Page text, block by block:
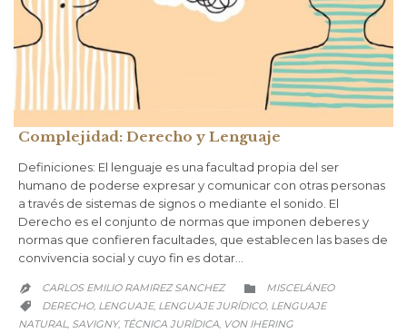
Complejidad: Derecho y Lenguaje
Definiciones: El lenguaje es una facultad propia del ser
humano de poderse expresar y comunicar con otras personas
a través de sistemas de signos o mediante el sonido. El
Derecho es el conjunto de normas que imponen deberes y
normas que confieren facultades, que establecen las bases de
convivencia social y cuyo fin es dotar…
 CARLOS EMILIO RAMIREZ SANCHEZ  CATEGORY
MISCELÁNEO
 CATEGORY
DERECHO, LENGUAJE, LENGUAJE JURÍDICO, LENGUAJE
NATURAL, SAVIGNY, TÉCNICA JURÍDICA, VON IHERING